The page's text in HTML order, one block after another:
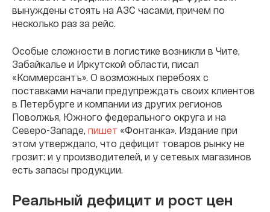
вынуждены стоять на АЗС часами, причем по
несколько раз за рейс.
Особые сложности в логистике возникли в Чите,
Забайкалье и Иркутской области, писал
«Коммерсантъ». О возможных перебоях с
поставками начали предупреждать своих клиентов
в Петербурге и компании из других регионов
Поволжья, Южного федерального округа и на
Северо-Западе, пишет «Фонтанка». Издание при
этом утверждало, что дефицит товаров рынку не
грозит: и у производителей, и у сетевых магазинов
есть запасы продукции.
Реальный дефицит и рост цен